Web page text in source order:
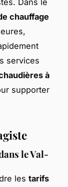
chauffage
services
à
supporter
le Val-
les tarifs